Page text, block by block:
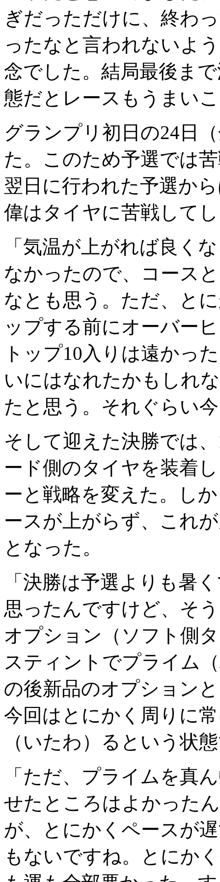
ぎだっただけに、終わ
ったなと言われないよ
念でした。結局最後ま
態だとレースもうまい
グランプリ初日の24日
た。このため予選では
翌日に行われた予選か
偉はタイヤに苦戦して
「気温が上がれば良く
なかったので、コース
なとも思う。ただ、と
ップする前にオーバー
トップ10入りは遠かっ
いにはなれたかもしれ
たと思う。それぐらい
そして迎えた決勝では
ード側のタイヤを装着
ーと戦略を変えた。し
ースが上がらず、これ
となった。
「決勝は予選よりも暑
思ったんですけど、そ
オプション（ソフト側
スティントでプライム
の後新品のオプション
今回はとにかく周りに
（いたわ）るという状
「ただ、プライムを真
せたところはよかった
が、とにかくペースが
もないですね。とにか